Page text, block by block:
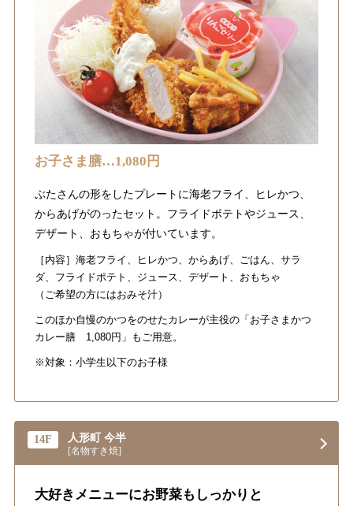
お子さま膳…1,080円
ぶたさんの形をしたプレートに海老フライ、ヒレかつ、
からあげがのったセット。フライドポテトやジュース、
デザート、おもちゃが付いています。
［内容］海老フライ、ヒレかつ、からあげ、ごはん、サラ
ダ、フライドポテト、ジュース、デザート、おもちゃ
（ご希望の方にはおみそ汁）
このほか自慢のかつをのせたカレーが主役の「お子さまかつ
カレー膳 1,080円」もご用意。
※対象：小学生以下のお子様
14F 人形町 今半
[名物すき焼]
大好きメニューにお野菜もしっかりと